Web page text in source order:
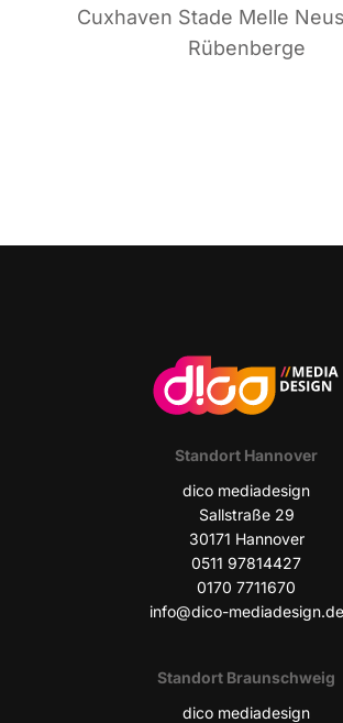
Cux­ha­ven Sta­de Mel­le
Rübenberge
Stand­ort Hannover
dico media­de­sign
Sall­stra­ße 29
30171 Han­no­ver
0511 97814427
0170 7711670
info@dico-mediadesign.de
Stand­ort Braunschweig
dico media­de­sign